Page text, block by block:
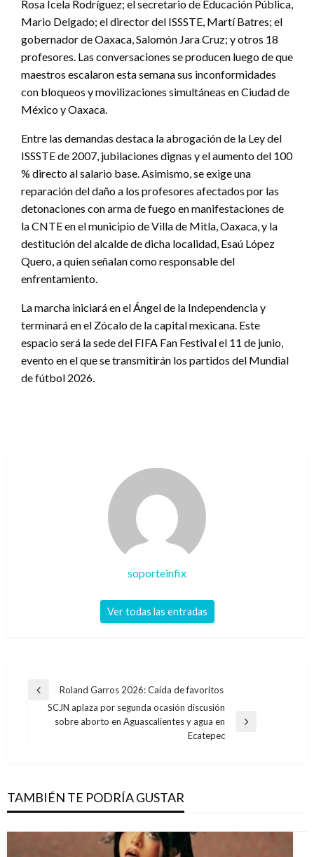
Rosa Icela Rodríguez; el secretario de Educación Pública,
Mario Delgado; el director del ISSSTE, Martí Batres; el
gobernador de Oaxaca, Salomón Jara Cruz; y otros 18
profesores. Las conversaciones se producen luego de que
maestros escalaron esta semana sus inconformidades
con bloqueos y movilizaciones simultáneas en Ciudad de
México y Oaxaca.
Entre las demandas destaca la abrogación de la Ley del
ISSSTE de 2007, jubilaciones dignas y el aumento del 100
% directo al salario base. Asimismo, se exige una
reparación del daño a los profesores afectados por las
detonaciones con arma de fuego en manifestaciones de
la CNTE en el municipio de Villa de Mitla, Oaxaca, y la
destitución del alcalde de dicha localidad, Esaú López
Quero, a quien señalan como responsable del
enfrentamiento.
La marcha iniciará en el Ángel de la Independencia y
terminará en el Zócalo de la capital mexicana. Este
espacio será la sede del FIFA Fan Festival el 11 de junio,
evento en el que se transmitirán los partidos del Mundial
de fútbol 2026.
soporteinfix
Ver todas las entradas
Navegación
entradas
Entrada
anterior
Roland Garros 2026: Caída de favoritos
Entrada
SCJN aplaza por segunda ocasión discusión
sobre aborto en Aguascalientes y agua en
Ecatepec
TAMBIÉN TE PODRÍA GUSTAR